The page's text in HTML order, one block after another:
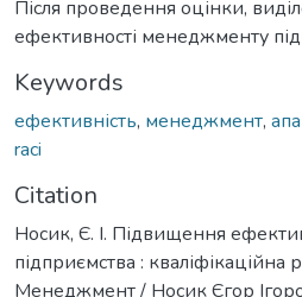
Після проведення оцінки,
ефективності менеджменту
Keywords
ефективність, менеджмент,
raci
Citation
Носик, Є. І. Підвищення
підприємства : кваліфікаційна
Менеджмент / Носик Єгор